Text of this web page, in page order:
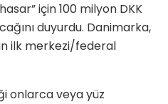
için 100 milyon DKK
duyurdu. Danimarka,
ilk merkezi/federal
onlarca veya yüz